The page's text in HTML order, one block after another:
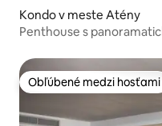
Kondo v meste Atény
Penthouse s
Obľúbené medzi hosťami
Obľúbené medzi hosťami